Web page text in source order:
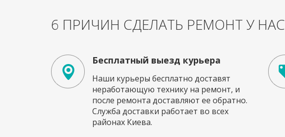
6 ПРИЧИН СДЕЛАТЬ РЕМОНТ У НАС
Бесплатный выезд курьера
Наши курьеры бесплатно доставят
неработающую технику на ремонт, и
после ремонта доставляют ее обратно.
Служба доставки работает во всех
районах Киева.